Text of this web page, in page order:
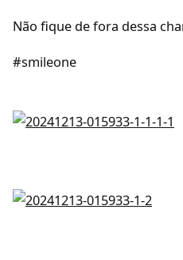
Não fique de fora dessa
#smileone